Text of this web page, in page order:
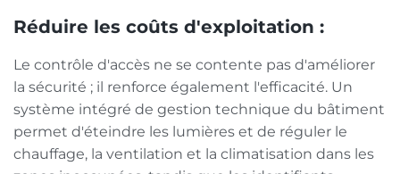
Réduire les coûts d'exploitation :
Le contrôle d'accès ne se contente pas d'améliorer
la sécurité ; il renforce également l'efficacité. Un
système intégré de gestion technique du bâtiment
permet d'éteindre les lumières et de réguler le
chauffage, la ventilation et la climatisation dans les